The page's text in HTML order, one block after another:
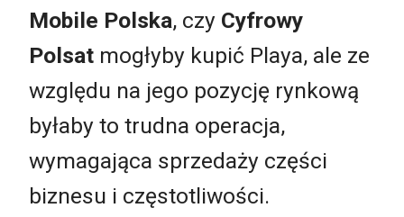
Mobile Polska, czy Cyfrowy
Polsat mogłyby kupić Playa, ale ze
względu na jego pozycję rynkową
byłaby to trudna operacja,
wymagająca sprzedaży części
biznesu i częstotliwości.